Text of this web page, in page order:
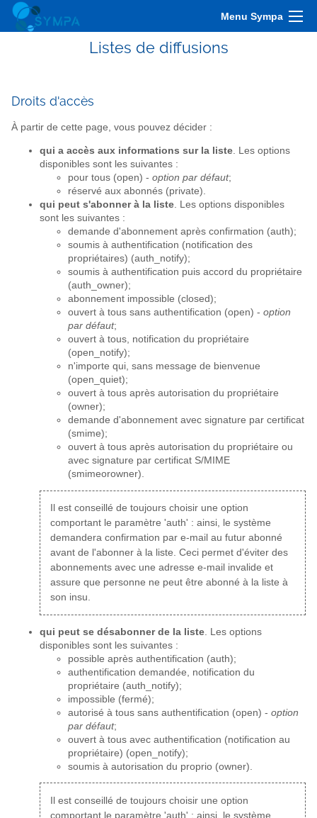
Menu Sympa
Listes de diffusions
Droits d'accès
À partir de cette page, vous pouvez décider :
qui a accès aux informations sur la liste. Les options
disponibles sont les suivantes :
pour tous (open) - option par défaut;
réservé aux abonnés (private).
qui peut s'abonner à la liste. Les options disponibles
sont les suivantes :
demande d'abonnement après confirmation (auth);
soumis à authentification (notification des
propriétaires) (auth_notify);
soumis à authentification puis accord du propriétaire
(auth_owner);
abonnement impossible (closed);
ouvert à tous sans authentification (open) - option
par défaut;
ouvert à tous, notification du propriétaire
(open_notify);
n'importe qui, sans message de bienvenue
(open_quiet);
ouvert à tous après autorisation du propriétaire
(owner);
demande d'abonnement avec signature par certificat
(smime);
ouvert à tous après autorisation du propriétaire ou
avec signature par certificat S/MIME
(smimeorowner).
Il est conseillé de toujours choisir une option
comportant le paramètre 'auth' : ainsi, le système
demandera confirmation par e-mail au futur abonné
avant de l'abonner à la liste. Ceci permet d'éviter des
abonnements avec une adresse e-mail invalide et
assure que personne ne peut être abonné à la liste à
son insu.
qui peut se désabonner de la liste . Les options
disponibles sont les suivantes :
possible après authentification (auth);
authentification demandée, notification du
propriétaire (auth_notify);
impossible (fermé);
autorisé à tous sans authentification (open) - option
par défaut;
ouvert à tous avec authentification (notification au
propriétaire) (open_notify);
soumis à autorisation du proprio (owner).
Il est conseillé de toujours choisir une option
comportant le paramètre 'auth' : ainsi, le système